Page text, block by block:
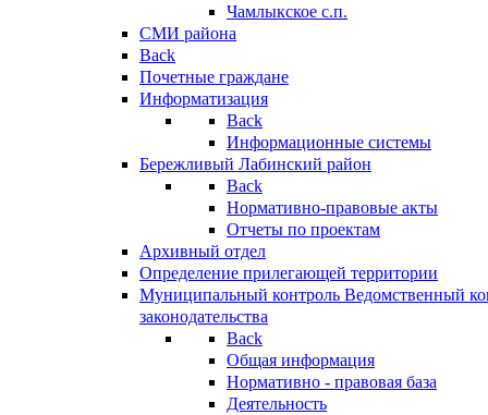
Чамлыкское с.п.
СМИ района
Back
Почетные граждане
Информатизация
Back
Информационные системы
Бережливый Лабинский район
Back
Нормативно-правовые акты
Отчеты по проектам
Архивный отдел
Определение прилегающей территории
Муниципальный контроль Ведомственный
законодательства
Back
Общая информация
Нормативно - правовая база
Деятельность